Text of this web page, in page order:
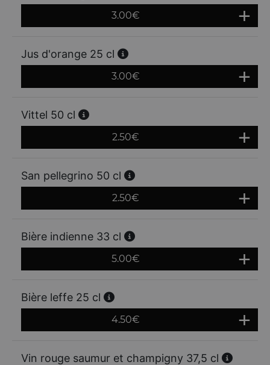
3.00€
Jus d'orange 25 cl
3.00€
Vittel 50 cl
2.50€
San pellegrino 50 cl
2.50€
Bière indienne 33 cl
5.00€
Bière leffe 25 cl
4.50€
Vin rouge saumur et champigny 37,5 cl